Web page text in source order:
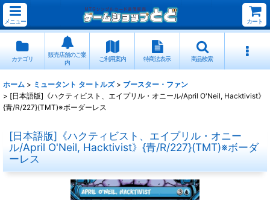
メニュー カート
カテゴリ
販売店舗のご案
内
ご利用案内 特商法表示 商品検索
ホーム > ミュータント タートルズ > ブースター・ファン
> [日本語版]《ハクティビスト、エイプリル・オニール/April O'Neil, Hacktivist》
{青/R/227}(TMT)※ボーダーレス
[日本語版]《ハクティビスト、エイプリル・オニー
ル/April O'Neil, Hacktivist》{青/R/227}(TMT)※ボーダ
ーレス